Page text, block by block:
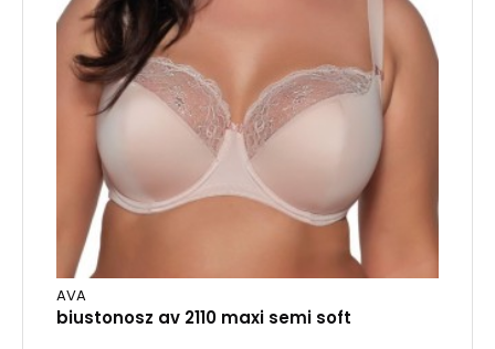
AVA
biustonosz av 2110 maxi semi soft